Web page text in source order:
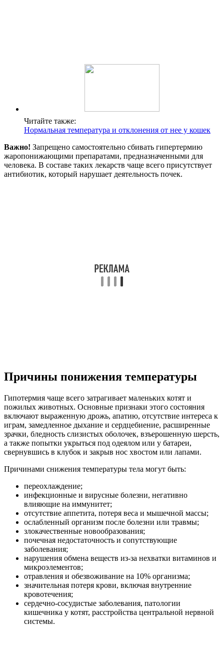
Читайте также:
Нормальная температура и отклонения от нее у кошек
Важно! Запрещено самостоятельно сбивать гипертермию
жаропонижающими препаратами, предназначенными для
человека. В составе таких лекарств чаще всего присутствует
антибиотик, который нарушает деятельность почек.
Причины понижения температуры
Гипотермия чаще всего затрагивает маленьких котят и
пожилых животных. Основные признаки этого состояния
включают выраженную дрожь, апатию, отсутствие интереса к
играм, замедленное дыхание и сердцебиение, расширенные
зрачки, бледность слизистых оболочек, взъерошенную шерсть,
а также попытки укрыться под одеялом или у батареи,
свернувшись в клубок и закрыв нос хвостом или лапами.
Причинами снижения температуры тела могут быть:
переохлаждение;
инфекционные и вирусные болезни, негативно
влияющие на иммунитет;
отсутствие аппетита, потеря веса и мышечной массы;
ослабленный организм после болезни или травмы;
злокачественные новообразования;
почечная недостаточность и сопутствующие
заболевания;
нарушения обмена веществ из-за нехватки витаминов и
микроэлементов;
отравления и обезвоживание на 10% организма;
значительная потеря крови, включая внутренние
кровотечения;
сердечно-сосудистые заболевания, патологии
кишечника у котят, расстройства центральной нервной
системы.